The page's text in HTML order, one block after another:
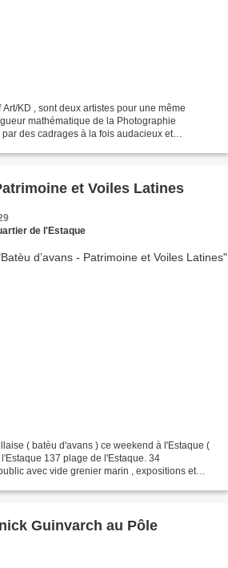
KD , sont deux artistes pour une même
mathématique de la Photographie
des cadrages à la fois audacieux et
et Voiles Latines
de l'Estaque
( batèu d'avans ) ce weekend à l'Estaque (
137 plage de l'Estaque. 34
avec vide grenier marin , expositions et
Guinvarch au Pôle